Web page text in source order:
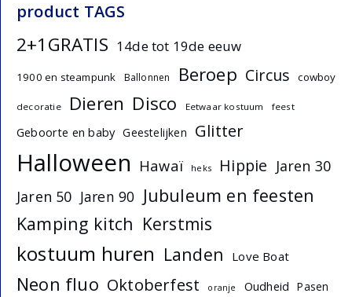
product TAGS
2+1GRATIS 14de tot 19de eeuw
1900 en steampunk Ballonnen Beroep Circus cowboy
decoratie Dieren Disco Eetwaar kostuum feest
Geboorte en baby Geestelijken Glitter
Halloween Hawaï heks Hippie Jaren 30
Jaren 50 Jaren 90 Jubuleum en feesten
Kamping kitch Kerstmis
kostuum huren Landen Love Boat
Neon fluo Oktoberfest oranje Oudheid Pasen